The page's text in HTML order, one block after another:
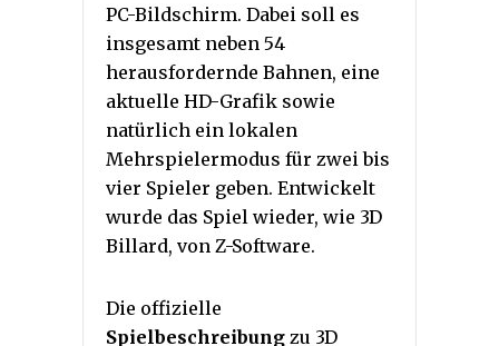
PC-Bildschirm. Dabei soll es
insgesamt neben 54
herausfordernde Bahnen, eine
aktuelle HD-Grafik sowie
natürlich ein lokalen
Mehrspielermodus für zwei bis
vier Spieler geben. Entwickelt
wurde das Spiel wieder, wie 3D
Billard, von Z-Software.
Die offizielle
Spielbeschreibung zu 3D